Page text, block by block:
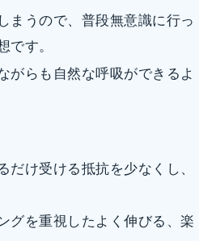
まうので、普段無意識に行っ
です。
がらも自然な呼吸ができるよ
け受ける抵抗を少なくし、
グを重視したよく伸びる、楽